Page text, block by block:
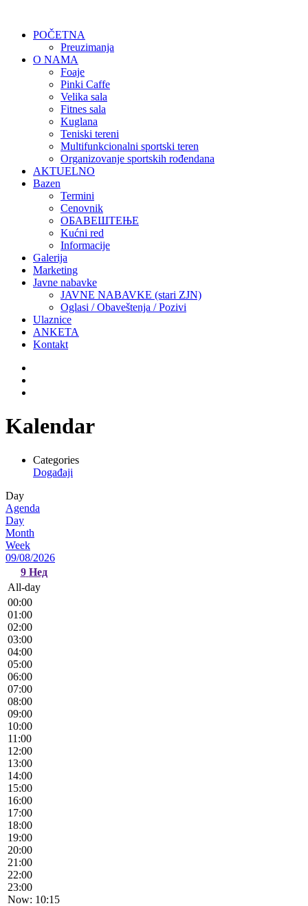
POČETNA
Preuzimanja
O NAMA
Foaje
Pinki Caffe
Velika sala
Fitnes sala
Kuglana
Teniski tereni
Multifunkcionalni sportski teren
Organizovanje sportskih rođendana
AKTUELNO
Bazen
Termini
Cenovnik
ОБАВЕШТЕЊЕ
Kućni red
Informacije
Galerija
Marketing
Javne nabavke
JAVNE NABAVKE (stari ZJN)
Oglasi / Obaveštenja / Pozivi
Ulaznice
ANKETA
Kontakt
Kalendar
Categories
Događaji
Day
Agenda
Day
Month
Week
09/08/2026
9 Нед
All-day
00:00
01:00
02:00
03:00
04:00
05:00
06:00
07:00
08:00
09:00
10:00
11:00
12:00
13:00
14:00
15:00
16:00
17:00
18:00
19:00
20:00
21:00
22:00
23:00
Now: 10:15